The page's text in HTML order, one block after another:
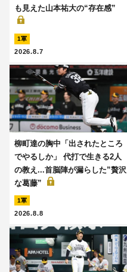
も見えた山本祐大の“存在感”
1軍
2026.8.7
柳町達の胸中「出されたところ
でやるしか」 代打で生きる2人
の教え...首脳陣が漏らした”贅沢
な葛藤”
1軍
2026.8.8